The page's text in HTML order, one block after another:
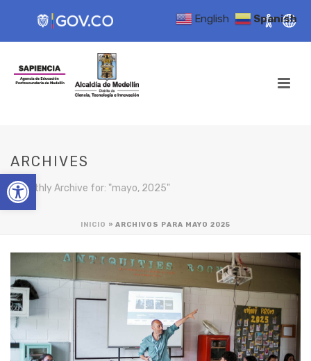
Open toolbar
ARCHIVES
Monthly Archive for: "mayo, 2025"
INICIO » ARCHIVOS PARA MAYO 2025
English Spanish